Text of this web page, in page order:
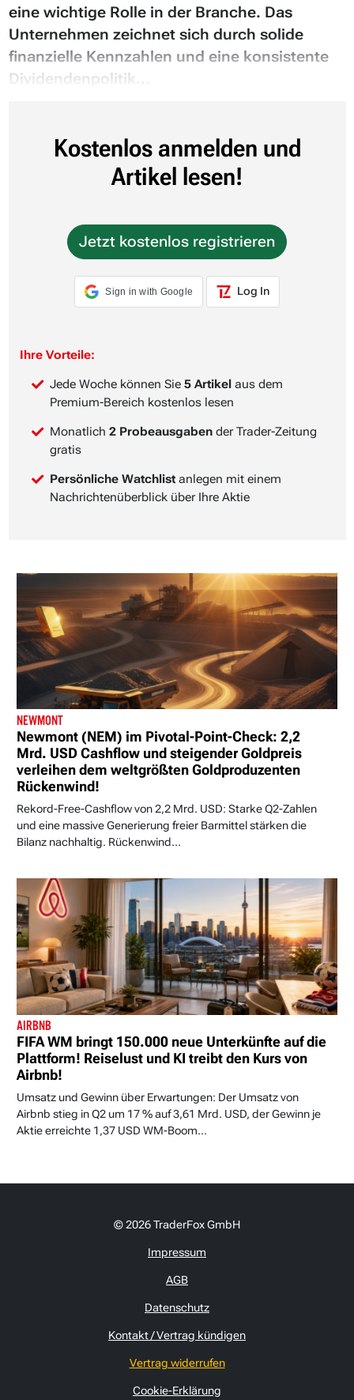
eine wichtige Rolle in der Branche. Das
Unternehmen zeichnet sich durch solide
finanzielle Kennzahlen und eine konsistente
Dividendenpolitik...
Kostenlos anmelden und
Artikel lesen!
Jetzt kostenlos registrieren
Sign in with Google Log In
Ihre Vorteile:
Jede Woche können Sie 5 Artikel aus dem
Premium-Bereich kostenlos lesen
Monatlich 2 Probeausgaben der Trader-Zeitung
gratis
Persönliche Watchlist anlegen mit einem
Nachrichtenüberblick über Ihre Aktie
NEWMONT
Newmont (NEM) im Pivotal-Point-Check: 2,2
Mrd. USD Cashflow und steigender Goldpreis
verleihen dem weltgrößten Goldproduzenten
Rückenwind!
Rekord-Free-Cashflow von 2,2 Mrd. USD: Starke Q2-Zahlen
und eine massive Generierung freier Barmittel stärken die
Bilanz nachhaltig. Rückenwind...
AIRBNB
FIFA WM bringt 150.000 neue Unterkünfte auf die
Plattform! Reiselust und KI treibt den Kurs von
Airbnb!
Umsatz und Gewinn über Erwartungen: Der Umsatz von
Airbnb stieg in Q2 um 17 % auf 3,61 Mrd. USD, der Gewinn je
Aktie erreichte 1,37 USD WM-Boom...
© 2026 TraderFox GmbH
Impressum
AGB
Datenschutz
Kontakt / Vertrag kündigen
Vertrag widerrufen
Cookie-Erklärung